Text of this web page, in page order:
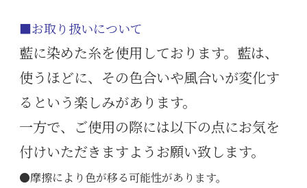
■お取り扱いについて
藍に染めた糸を使用しております。藍は、
使うほどに、その色合いや風合いが変化す
るという楽しみがあります。
一方で、ご使用の際には以下の点にお気を
付けいただきますようお願い致します。
●摩擦により色が移る可能性があります。